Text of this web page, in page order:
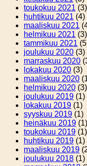
toukokuu 2021 (3)
huhtikuu 2021 (4)
maaliskuu 2021
helmikuu 2021 (3)
tammikuu 2021
joulukuu 2020 (3)
marraskuu 2020
lokakuu 2020 (3)
maaliskuu 2020
helmikuu 2020 (3)
joulukuu 2019 (1)
lokakuu 2019 (1)
syyskuu 2019 (1)
heinäkuu 2019 (1)
toukokuu 2019 (1)
huhtikuu 2019 (1)
maaliskuu 2019
joulukuu 2018 (1)